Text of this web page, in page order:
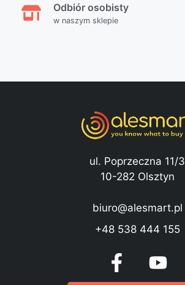
Odbiór osobisty
w naszym sklepie
ul. Poprzeczna 11/3
10-282 Olsztyn
biuro@alesmart.pl
+48 538 444 155